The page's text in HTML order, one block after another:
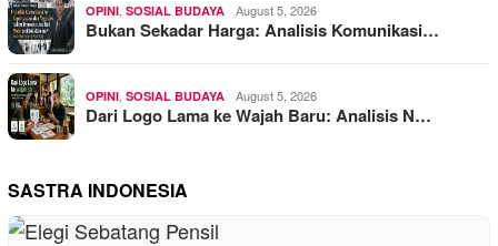
OPINI, SOSIAL BUDAYA August 5, 2026
Bukan Sekadar Harga: Analisis Komunikasi…
OPINI, SOSIAL BUDAYA August 5, 2026
Dari Logo Lama ke Wajah Baru: Analisis N…
SASTRA INDONESIA